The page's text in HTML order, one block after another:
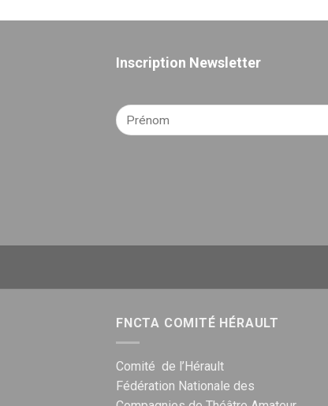
Inscription Newsletter
FNCTA COMITÉ HÉRAULT
Comité de l’Hérault
Fédération Nationale des